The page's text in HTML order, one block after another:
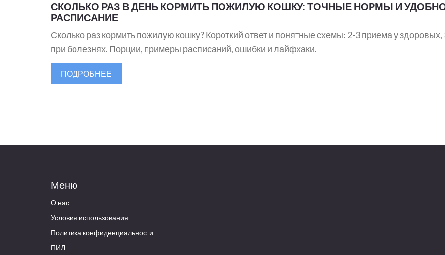
СКОЛЬКО РАЗ В ДЕНЬ КОРМИТЬ ПОЖИЛУЮ КОШКУ: ТОЧНЫЕ НОРМЫ И
РАСПИСАНИЕ
Сколько раз кормить пожилую кошку? Короткий ответ и понятные схемы: 2-3 приема у здоровых,
при болезнях. Порции, примеры расписаний, ошибки и лайфхаки.
ПОДРОБНЕЕ
Меню
О нас
Условия использования
Политика конфиденциальности
ПИЛ